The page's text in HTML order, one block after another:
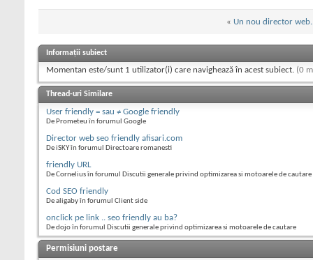
« Un nou director
Informații subiect
Momentan este/sunt 1 utilizator(i) care navighează în acest subiect. (0
Thread-uri Similare
User friendly = sau ≠ Google friendly
De Prometeu în forumul Google
Director web seo friendly afisari.com
De iSKY în forumul Directoare romanesti
friendly URL
De Cornelius în forumul Discutii generale privind optimizarea si motoarele de cautare
Cod SEO friendly
De aligaby în forumul Client side
onclick pe link .. seo friendly au ba?
De dojo în forumul Discutii generale privind optimizarea si motoarele de cautare
Permisiuni postare